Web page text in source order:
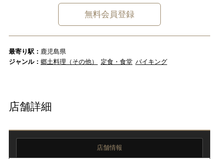
無料会員登録
最寄り駅： 鹿児島県
ジャンル： 郷土料理（その他） 定食・食堂 バイキング
店舗詳細
店舗情報